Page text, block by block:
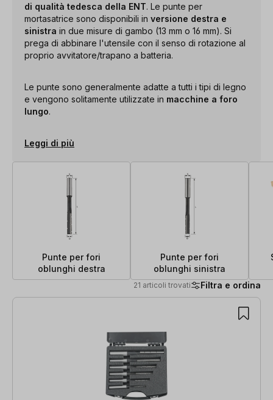
di qualità tedesca della ENT. Le punte per
mortasatrice sono disponibili in versione destra e
sinistra in due misure di gambo (13 mm o 16 mm). Si
prega di abbinare l'utensile con il senso di rotazione al
proprio avvitatore/trapano a batteria.
Le punte sono generalmente adatte a tutti i tipi di legno
e vengono solitamente utilizzate in macchine a foro
lungo.
Leggi di più
Punte per fori
oblunghi destra
Punte per fori
oblunghi sinistra
21 articoli trovati Filtra e ordina
21 articoli trovati